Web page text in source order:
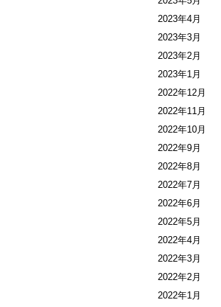
2023年4月
2023年3月
2023年2月
2023年1月
2022年12月
2022年11月
2022年10月
2022年9月
2022年8月
2022年7月
2022年6月
2022年5月
2022年4月
2022年3月
2022年2月
2022年1月